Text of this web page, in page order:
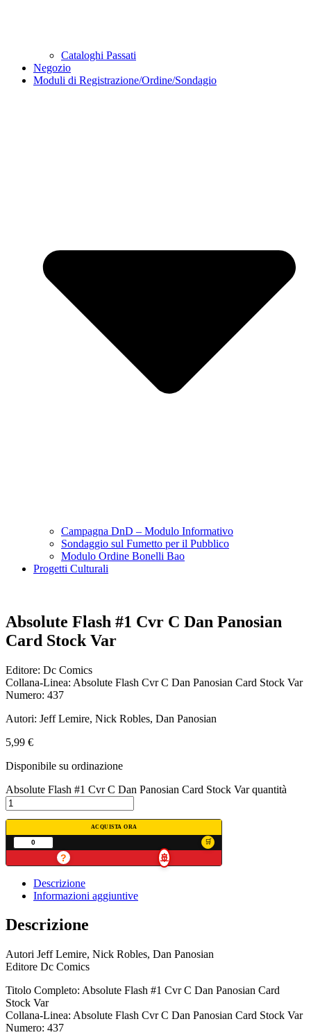
Cataloghi Passati
Negozio
Moduli di Registrazione/Ordine/Sondagio
Campagna DnD – Modulo Informativo
Sondaggio sul Fumetto per il Pubblico
Modulo Ordine Bonelli Bao
Progetti Culturali
Absolute Flash #1 Cvr C Dan Panosian
Card Stock Var
Editore: Dc Comics
Collana-Linea: Absolute Flash Cvr C Dan Panosian Card Stock Var
Numero: 437
Autori: Jeff Lemire, Nick Robles, Dan Panosian
5,99 €
Disponibile su ordinazione
Absolute Flash #1 Cvr C Dan Panosian Card Stock Var quantità
ACQUISTA ORA
? 🚢
Descrizione
Informazioni aggiuntive
Descrizione
Autori Jeff Lemire, Nick Robles, Dan Panosian
Editore Dc Comics
Titolo Completo: Absolute Flash #1 Cvr C Dan Panosian Card
Stock Var
Collana-Linea: Absolute Flash Cvr C Dan Panosian Card Stock Var
Numero: 437